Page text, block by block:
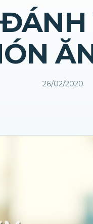
26/02/2020